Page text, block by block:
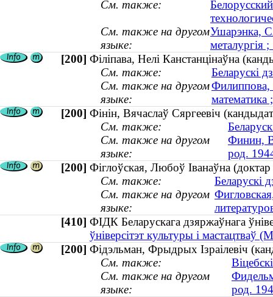
См. также:
См. также на другом
языке:
Ушарэнка,
[200] Фiлiпава, Нелi Канстанцiнаўна
См. также:
Беларускі
См. также на другом
языке:
Филиппова,
математика
[200] Фiнiн, Вячаслаў Сяргеевiч (кандыдат
См. также:
См. также на другом
языке:
Финин,
род.
[200] Фіглоўская, Любоў Іванаўна
См. также:
Беларускі
См. также на другом
языке:
[410] ФІДК Беларускага дзяржаўнага
ўніверсітэт культуры і
[200] Фідэльман, Фрыдрых Ізраілевіч
См. также:
См. также на другом
языке:
род.